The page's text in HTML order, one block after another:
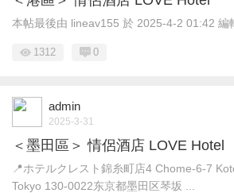
本帖最後由 lineav155 於 2025-4-2 01:42 編
1312 0
admin
2025-3-31
＜墨田區＞ 情侶酒店 LOVE Hotel
📍ホテルクレスト錦糸町店4 Chome-6-7
Tokyo 130-0022东京都墨田区琴坂 ...